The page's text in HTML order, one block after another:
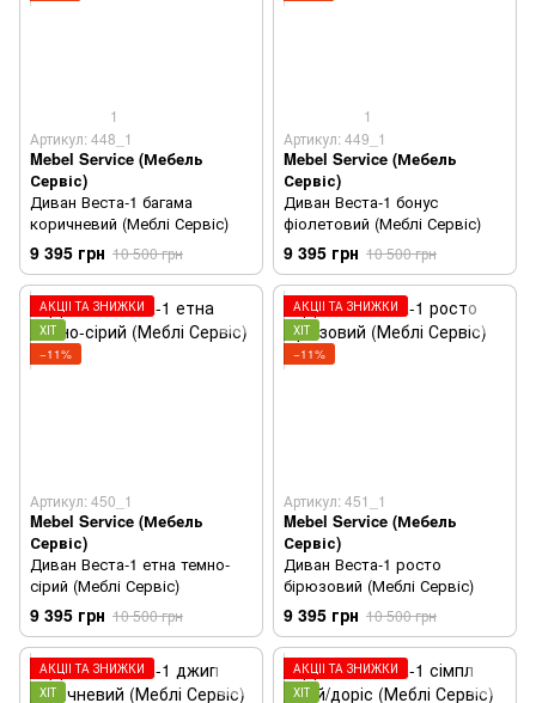
1
Артикул: 448_1
Mebel Service (Мебель
Сервіс)
Диван Веста-1 багама
коричневий (Меблі Сервіс)
9 395 грн 10 500 грн
1
Артикул: 449_1
Mebel Service (Мебель
Сервіс)
Диван Веста-1 бонус
фіолетовий (Меблі Сервіс)
9 395 грн 10 500 грн
АКЦІЇ ТА ЗНИЖКИ
ХІТ
−11%
Артикул: 450_1
Mebel Service (Мебель
Сервіс)
Диван Веста-1 етна темно-
сірий (Меблі Сервіс)
9 395 грн 10 500 грн
АКЦІЇ ТА ЗНИЖКИ
ХІТ
−11%
Артикул: 451_1
Mebel Service (Мебель
Сервіс)
Диван Веста-1 росто
бірюзовий (Меблі Сервіс)
9 395 грн 10 500 грн
АКЦІЇ ТА ЗНИЖКИ
ХІТ
АКЦІЇ ТА ЗНИЖКИ
ХІТ